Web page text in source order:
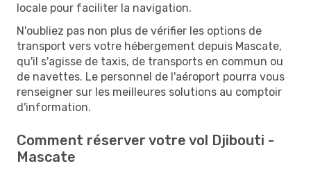
locale pour faciliter la navigation.
N'oubliez pas non plus de vérifier les options de
transport vers votre hébergement depuis Mascate,
qu'il s'agisse de taxis, de transports en commun ou
de navettes. Le personnel de l'aéroport pourra vous
renseigner sur les meilleures solutions au comptoir
d'information.
Comment réserver votre vol Djibouti -
Mascate